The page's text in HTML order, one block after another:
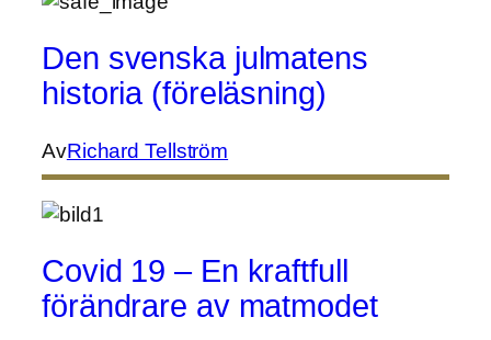
Den svenska julmatens
historia (föreläsning)
AvRichard Tellström
Covid 19 – En kraftfull
förändrare av matmodet